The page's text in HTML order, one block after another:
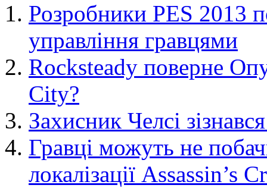
Розробники PES 2013
управління гравцями
Rocksteady поверне
City?
Захисник Челсі
Гравці можуть не
локалізації Assassin’s